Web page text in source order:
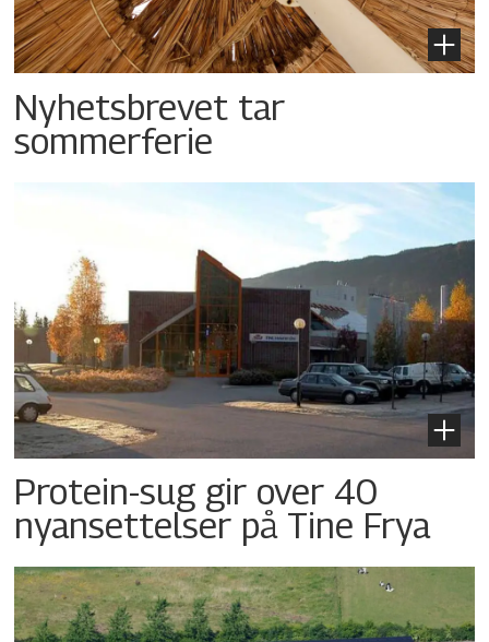
Nyhetsbrevet tar
sommerferie
Protein-sug gir over 40
nyansettelser på Tine Frya